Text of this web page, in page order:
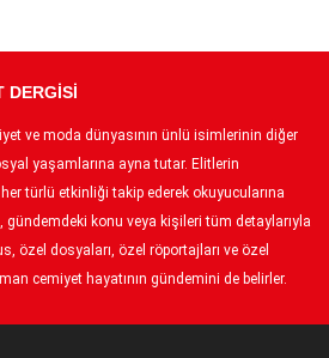
DERGİSİ
ve moda dünyasının ünlü isimlerinin diğer
yaşamlarına ayna tutar. Elitlerin
türlü etkinliği takip ederek okuyucularına
konu veya kişileri tüm detaylarıyla
özel dosyaları, özel röportajları ve özel
cemiyet hayatının gündemini de belirler.